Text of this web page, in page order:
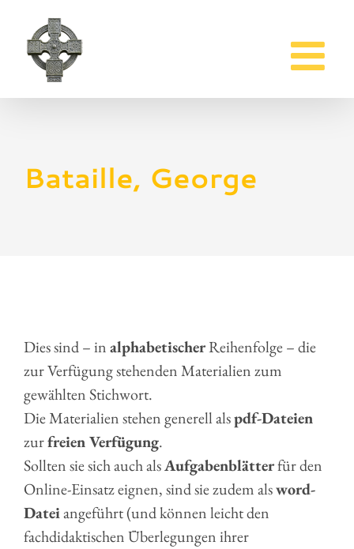
Inhalt
springen
Bataille, George
Dies sind – inalphabetischerReihenfolge – die
zur Verfügung stehenden Materialien zum
gewählten Stichwort.
Die Materialien stehen generell alspdf-Dateien
zurfreien Verfügung.
Sollten sie sich auch alsAufgabenblätterfür den
Online-Einsatz eignen, sind sie zudem alsword-
Dateiangeführt (und können leicht den
fachdidaktischen Überlegungen ihrer